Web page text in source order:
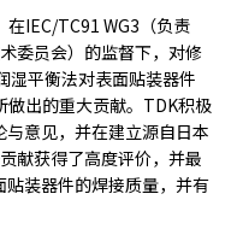
IEC/TC91 WG3（负责
委员会）的监督下，对修
湿平衡法对表面贴装器件
做出的重大贡献。TDK积极
意见，并在建立源自日本
献获得了高度评价，并最
装器件的焊接质量，并有